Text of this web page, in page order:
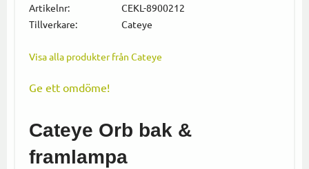
Artikelnr
CEKL-8900212
Tillverkare
Cateye
Visa alla produkter från Cateye
Ge ett omdöme!
Cateye Orb bak &
framlampa